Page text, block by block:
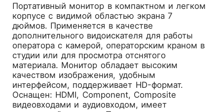
Портативный монитор в компактном и легком
корпусе с видимой областью экрана 7
дюймов. Применяется в качестве
дополнительного видоискателя для работы
оператора с камерой, операторским краном в
студии или для просмотра отснятого
материала. Монитор обладает высоким
качеством изображения, удобным
интерфейсом, поддерживает HD-формат.
Оснащен: HDMI, Component, Composite
видеовходами и аудиовходом, имеет